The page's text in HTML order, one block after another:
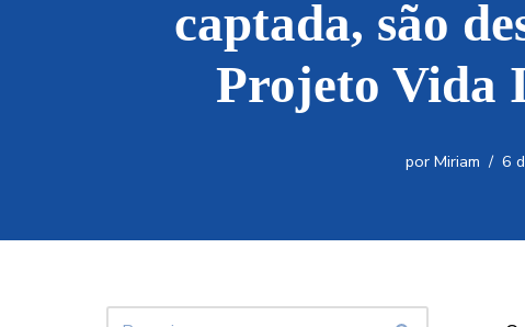
captada, são
Projeto Vida
por Miriam 6